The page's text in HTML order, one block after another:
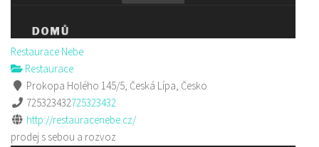
Restaurace Nebe
Restaurace
Prokopa Holého 145/5, Česká Lípa, Česko
725323432725323432
http://restauracenebe.cz/
prodej s sebou a rozvoz